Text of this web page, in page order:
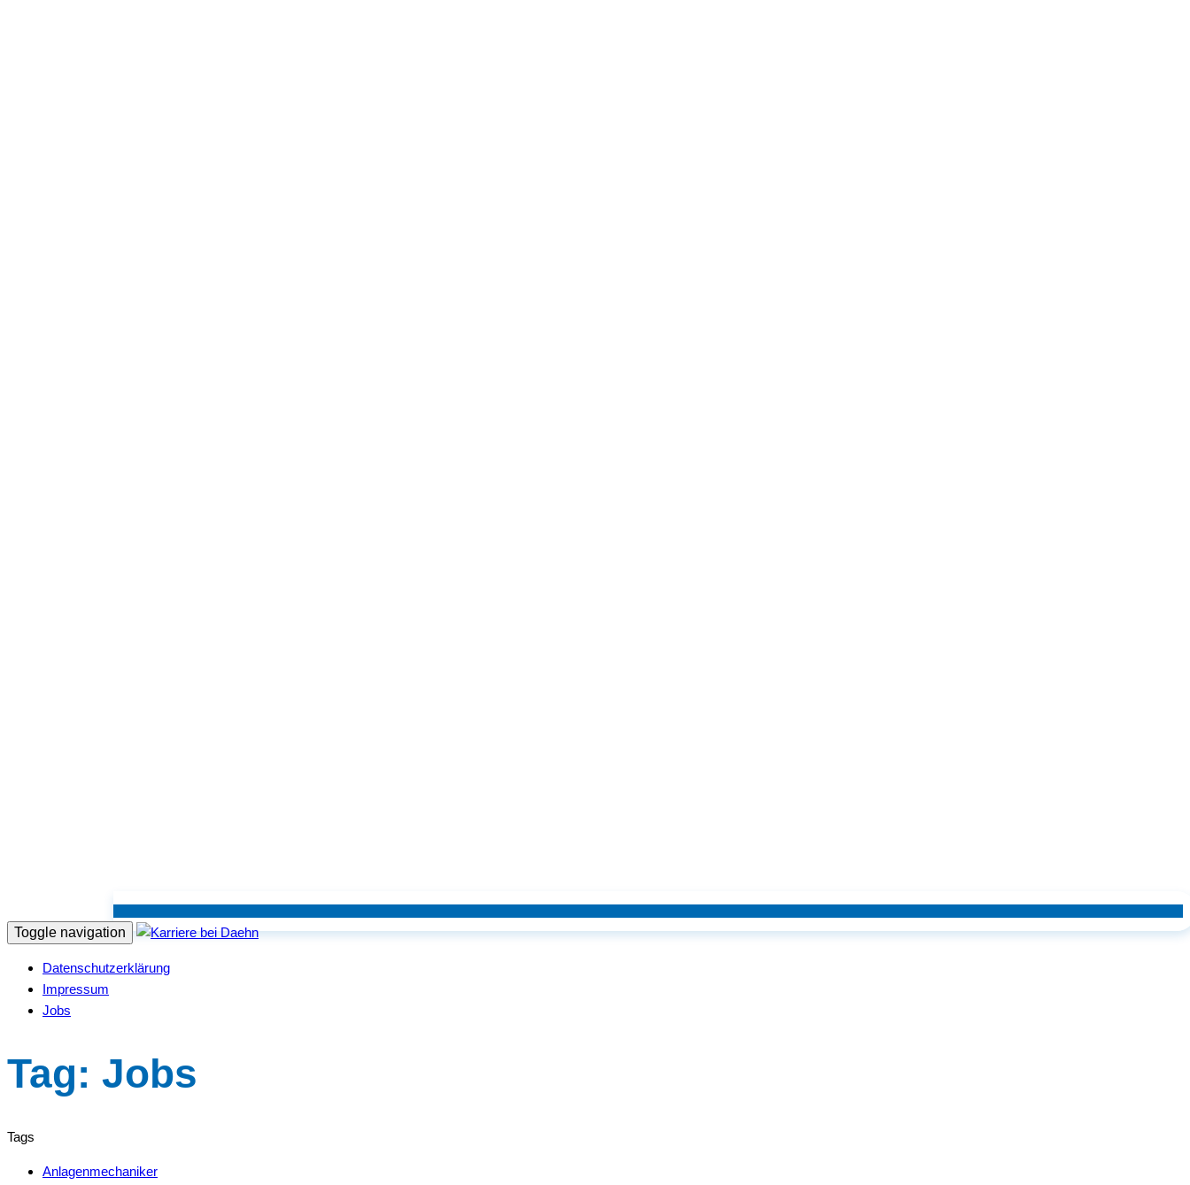
Toggle navigation
Datenschutzerklärung
Impressum
Jobs
Tag: Jobs
Tags
Anlagenmechaniker